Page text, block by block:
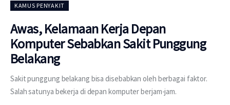
KAMUS PENYAKIT
Awas, Kelamaan Kerja Depan
Komputer Sebabkan Sakit Punggung
Belakang
Sakit punggung belakang bisa disebabkan oleh berbagai faktor.
Salah satunya bekerja di depan komputer berjam-jam.